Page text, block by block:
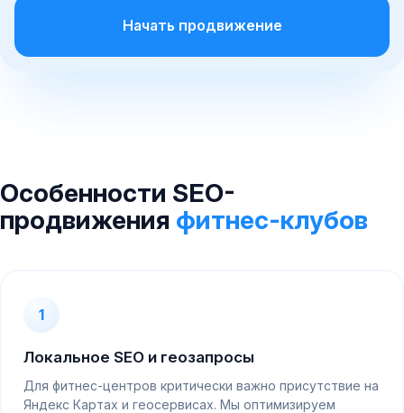
Начать продвижение
Особенности SEO-
продвижения фитнес-клубов
1
Локальное SEO и геозапросы
Для фитнес-центров критически важно присутствие на
Яндекс Картах и геосервисах. Мы оптимизируем